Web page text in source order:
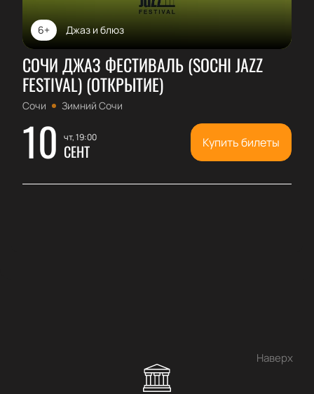
Джаз и блюз
6+
СОЧИ ДЖАЗ ФЕСТИВАЛЬ (SOCHI JAZZ
FESTIVAL) (ОТКРЫТИЕ)
Сочи Зимний Сочи
10 чт, 19:00
СЕНТ Купить билеты
Наверх